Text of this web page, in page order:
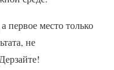
первое место только
не